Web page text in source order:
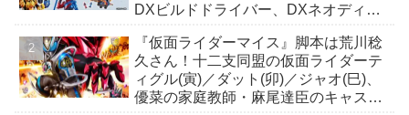
DXビルドドライバー、DXネオディケ
か12点！
『仮面ライダーマイス』脚本は荒川稔
久さん！十二支同盟の仮面ライダーテ
ィグル(寅)／ダット(卯)／ジャオ(巳)、
優菜の家庭教師・麻尾達臣のキャスト